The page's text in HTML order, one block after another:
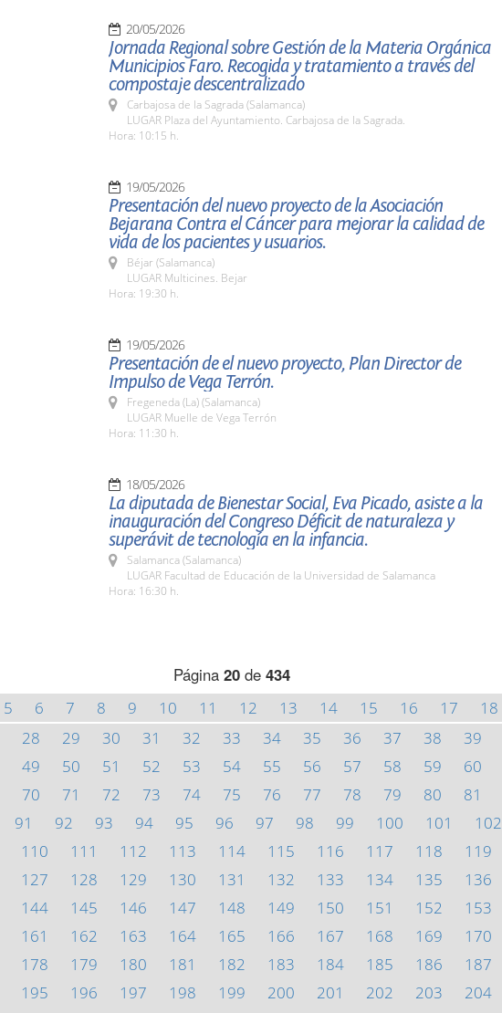
20/05/2026
Jornada Regional sobre Gestión de la Materia Orgánica
Municipios Faro. Recogida y tratamiento a través del
compostaje descentralizado
Carbajosa de la Sagrada (Salamanca)
LUGAR Plaza del Ayuntamiento. Carbajosa de la Sagrada.
Hora: 10:15 h.
19/05/2026
Presentación del nuevo proyecto de la Asociación
Bejarana Contra el Cáncer para mejorar la calidad de
vida de los pacientes y usuarios.
Béjar (Salamanca)
LUGAR Multicines. Bejar
Hora: 19:30 h.
19/05/2026
Presentación de el nuevo proyecto, Plan Director de
Impulso de Vega Terrón.
Fregeneda (La) (Salamanca)
LUGAR Muelle de Vega Terrón
Hora: 11:30 h.
18/05/2026
La diputada de Bienestar Social, Eva Picado, asiste a la
inauguración del Congreso Déficit de naturaleza y
superávit de tecnología en la infancia.
Salamanca (Salamanca)
LUGAR Facultad de Educación de la Universidad de Salamanca
Hora: 16:30 h.
Página 20 de 434
5 6 7 8 9 10 11 12 13 14 15 16 17 18
28 29 30 31 32 33 34 35 36 37 38 39
49 50 51 52 53 54 55 56 57 58 59 60
70 71 72 73 74 75 76 77 78 79 80 81
91 92 93 94 95 96 97 98 99 100 101 102
110 111 112 113 114 115 116 117 118 119
127 128 129 130 131 132 133 134 135 136
144 145 146 147 148 149 150 151 152 153
161 162 163 164 165 166 167 168 169 170
178 179 180 181 182 183 184 185 186 187
195 196 197 198 199 200 201 202 203 204